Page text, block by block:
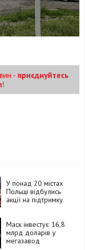
- приєднуйтесь
!
У понад 20 містах
Польщі відбулись
акції на підтримку
Маск інвестує 16,8
млрд доларів у
мегазавод